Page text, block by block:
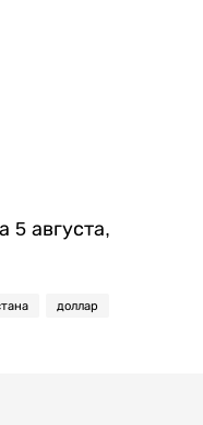
5 августа,
доллар